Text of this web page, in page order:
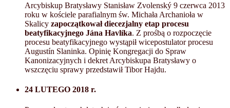
Arcybiskup Bratysławy Stanisław Zvolenský 9 czerwca 2013
roku w kościele parafialnym św. Michała Archanioła w
Skalicy zapoczątkował diecezjalny etap procesu
beatyfikacyjnego Jána Havlíka. Z prośbą o rozpoczęcie
procesu beatyfikacyjnego wystąpił wicepostulator procesu
Augustín Slaninka. Opinię Kongregacji do Spraw
Kanonizacyjnych i dekret Arcybiskupa Bratysławy o
wszczęciu sprawy przedstawił Tibor Hajdu.
24 LUTEGO 2018 r.